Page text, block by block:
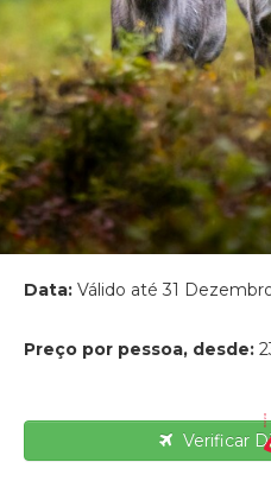
Data: Válido até 31
Preço por pessoa, desde:
Verificar